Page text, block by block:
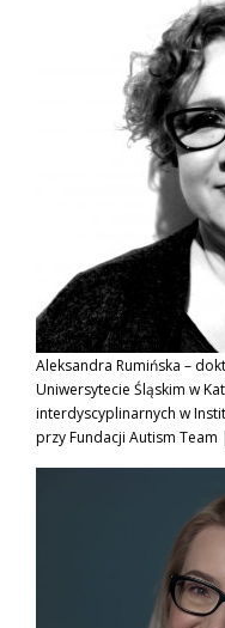
Aleksandra Rumińska –
Uniwersytecie Śląskim w
interdyscyplinarnych w
przy Fundacji Autism